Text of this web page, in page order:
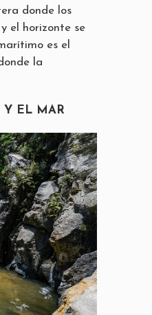
donde los
el horizonte se
es el
la
Y EL MAR